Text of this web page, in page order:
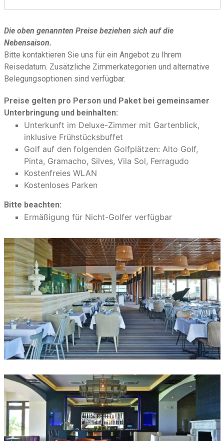
Die oben genannten Preise beziehen sich auf die
Nebensaison.
Bitte kontaktieren Sie uns für ein Angebot zu Ihrem
Reisedatum. Zusätzliche Zimmerkategorien und alternative
Belegungsoptionen sind verfügbar.
Preise gelten pro Person und Paket bei gemeinsamer
Unterbringung und beinhalten:
Unterkunft im Deluxe-Zimmer mit Gartenblick,
inklusive Frühstücksbuffet
Golf auf den folgenden Golfplätzen: Alto Golf,
Pinta, Gramacho, Silves, Vila Sol, Ferragudo
Kostenfreies WLAN
Kostenloses Parken
Bitte beachten:
Ermäßigung für Nicht-Golfer verfügbar